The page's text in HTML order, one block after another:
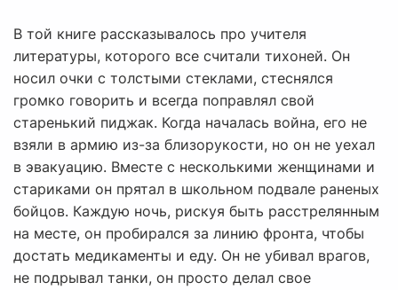
В той книге рассказывалось про учителя
литературы, которого все считали тихоней. Он
носил очки с толстыми стеклами, стеснялся
громко говорить и всегда поправлял свой
старенький пиджак. Когда началась война, его не
взяли в армию из-за близорукости, но он не уехал
в эвакуацию. Вместе с несколькими женщинами и
стариками он прятал в школьном подвале раненых
бойцов. Каждую ночь, рискуя быть расстрелянным
на месте, он пробирался за линию фронта, чтобы
достать медикаменты и еду. Он не убивал врагов,
не подрывал танки, он просто делал свое